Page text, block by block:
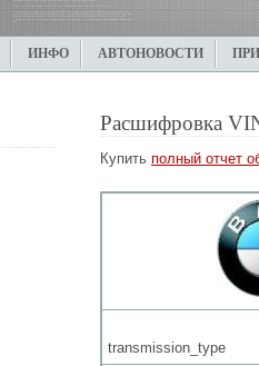
ИНФО АВТОНОВОСТИ
Расшифровка
Купить полный отчет
transmission_type